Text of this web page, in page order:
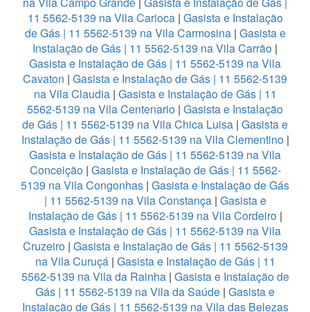
11 5562-5139 na Vila Carioca| Gasista e Instalação
de Gás | 11 5562-5139 na Vila Carmosina| Gasista e
Instalação de Gás | 11 5562-5139 na Vila Carrão |
Gasista e Instalação de Gás | 11 5562-5139 na Vila
Cavaton | Gasista e Instalação de Gás | 11 5562-5139
na Vila Claudia| Gasista e Instalação de Gás | 11
5562-5139 na Vila Centenario | Gasista e Instalação
de Gás | 11 5562-5139 na Vila Chica Luisa | Gasista e
Instalação de Gás | 11 5562-5139 na Vila Clementino|
Gasista e Instalação de Gás | 11 5562-5139 na Vila
Conceição| Gasista e Instalação de Gás | 11 5562-
5139 na Vila Congonhas | Gasista e Instalação de Gás
| 11 5562-5139 na Vila Constança| Gasista e
Instalação de Gás | 11 5562-5139 na Vila Cordeiro|
Gasista e Instalação de Gás | 11 5562-5139 na Vila
Cruzeiro | Gasista e Instalação de Gás | 11 5562-5139
na Vila Curuçá | Gasista e Instalação de Gás | 11
5562-5139 na Vila da Rainha | Gasista e Instalação de
Gás | 11 5562-5139 na Vila da Saúde | Gasista e
Instalação de Gás | 11 5562-5139 na Vila das Belezas